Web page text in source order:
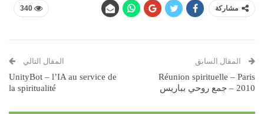
340 مشاركة
المقال السابق
Réunion spirituelle – Paris
2010 – جمع روحي بباريس
المقال التالي
UnityBot – l’IA au service de
la spiritualité